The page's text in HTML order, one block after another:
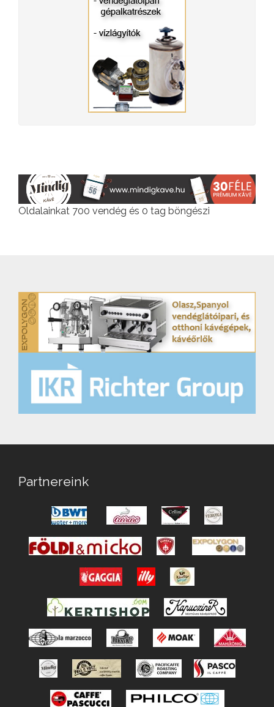
Oldalainkat 700 vendég és 0 tag böngészi
Partnereink